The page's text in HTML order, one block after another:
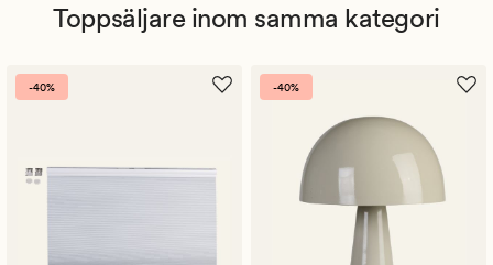
Toppsäljare inom samma kategori
-40% -40%